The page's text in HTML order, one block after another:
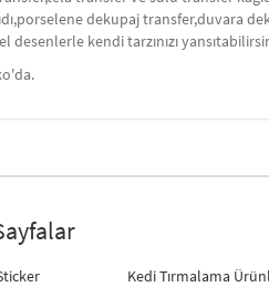
dekupaj transfer,duvara
kendi tarzınızı
Kedi Tırmalama